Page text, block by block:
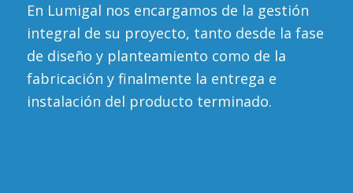
En Lumigal nos encargamos de la gestión
integral de su proyecto, tanto desde la fase
de diseño y planteamiento como de la
fabricación y finalmente la entrega e
instalación del producto terminado.